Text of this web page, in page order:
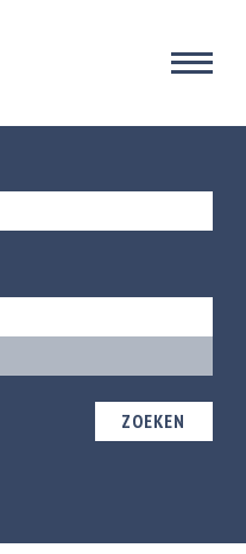
ZOEKEN